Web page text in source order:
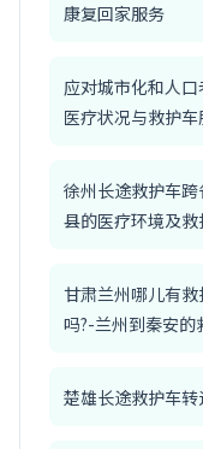
康复回家服务
应对城市化和人
医疗状况与救护
徐州长途救护车
县的医疗环境及
甘肃兰州哪儿有
吗?-兰州到秦安
楚雄长途救护车